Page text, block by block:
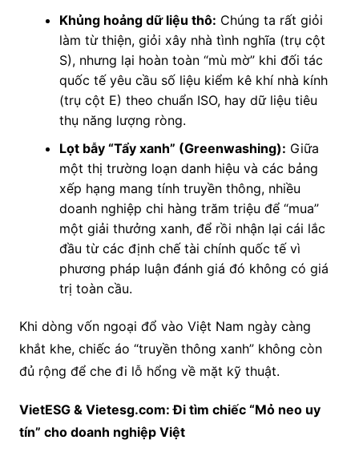
Khủng hoảng dữ liệu thô: Chúng ta rất giỏi
làm từ thiện, giỏi xây nhà tình nghĩa (trụ cột
S), nhưng lại hoàn toàn “mù mờ” khi đối tác
quốc tế yêu cầu số liệu kiểm kê khí nhà kính
(trụ cột E) theo chuẩn ISO, hay dữ liệu tiêu
thụ năng lượng ròng.
Lọt bẫy “Tẩy xanh” (Greenwashing): Giữa
một thị trường loạn danh hiệu và các bảng
xếp hạng mang tính truyền thông, nhiều
doanh nghiệp chi hàng trăm triệu để “mua”
một giải thưởng xanh, để rồi nhận lại cái lắc
đầu từ các định chế tài chính quốc tế vì
phương pháp luận đánh giá đó không có giá
trị toàn cầu.
Khi dòng vốn ngoại đổ vào Việt Nam ngày càng
khắt khe, chiếc áo “truyền thông xanh” không còn
đủ rộng để che đi lỗ hổng về mặt kỹ thuật.
VietESG & Vietesg.com: Đi tìm chiếc “Mỏ neo uy
tín” cho doanh nghiệp Việt